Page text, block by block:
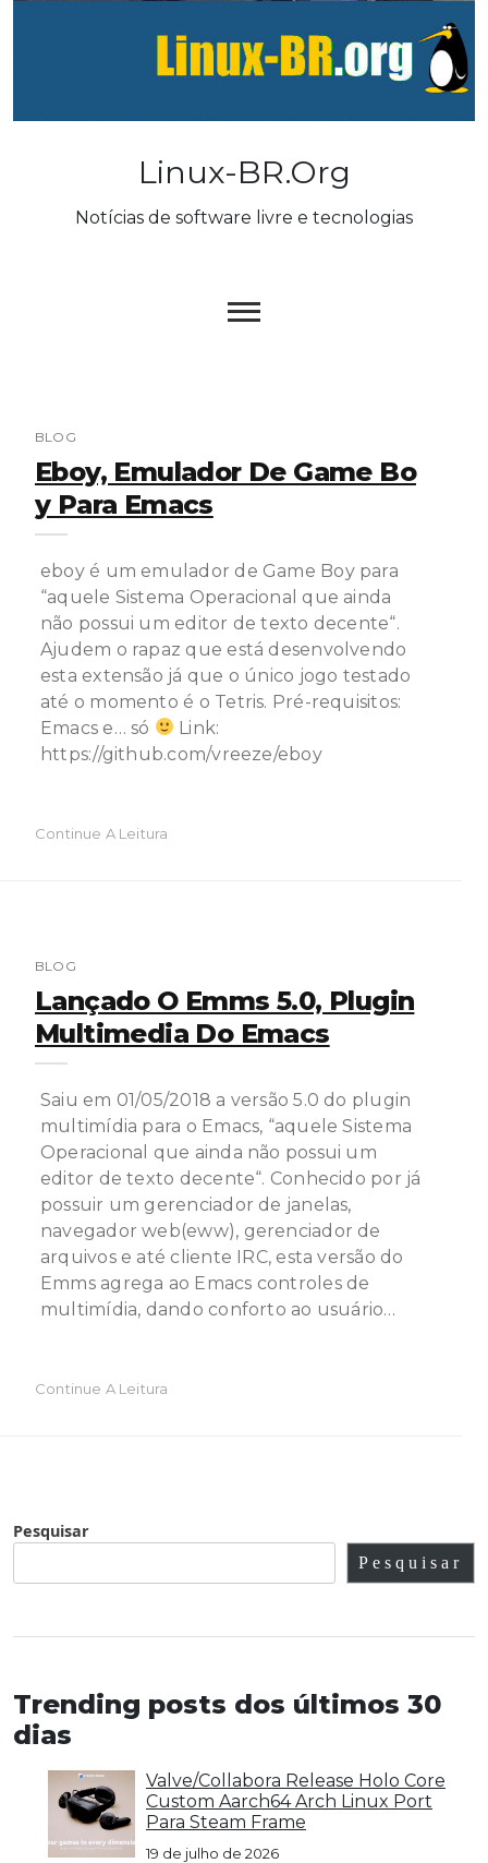
Linux-BR.org
Notícias de software livre e tecnologias
BLOG
Eboy, Emulador De Game Bo
Y Para Emacs
eboy é um emulador de Game Boy para
“aquele Sistema Operacional que ainda
não possui um editor de texto decente“.
Ajudem o rapaz que está desenvolvendo
esta extensão já que o único jogo testado
até o momento é o Tetris. Pré-requisitos:
Emacs e… só
Link:
https://github.com/vreeze/eboy
Continue A Leitura
BLOG
Lançado O Emms 5.0, Plugin
Multimedia Do Emacs
Saiu em 01/05/2018 a versão 5.0 do plugin
multimídia para o Emacs, “aquele Sistema
Operacional que ainda não possui um
editor de texto decente“. Conhecido por já
possuir um gerenciador de janelas,
navegador web(eww), gerenciador de
arquivos e até cliente IRC, esta versão do
Emms agrega ao Emacs controles de
multimídia, dando conforto ao usuário…
Continue A Leitura
Pesquisar
Pesquisar
Trending posts dos últimos 30
dias
Valve/Collabora Release Holo Core
Custom Aarch64 Arch Linux Port
Para Steam Frame
19 de julho de 2026